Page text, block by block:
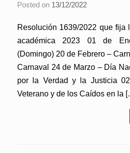
Posted on 13/12/2022
Resolución 1639/2022 que fija
académica 2023 01 de
(Domingo) 20 de Febrero –
Carnaval 24 de Marzo – Día
por la Verdad y la Justicia
Veterano y de los Caídos en la